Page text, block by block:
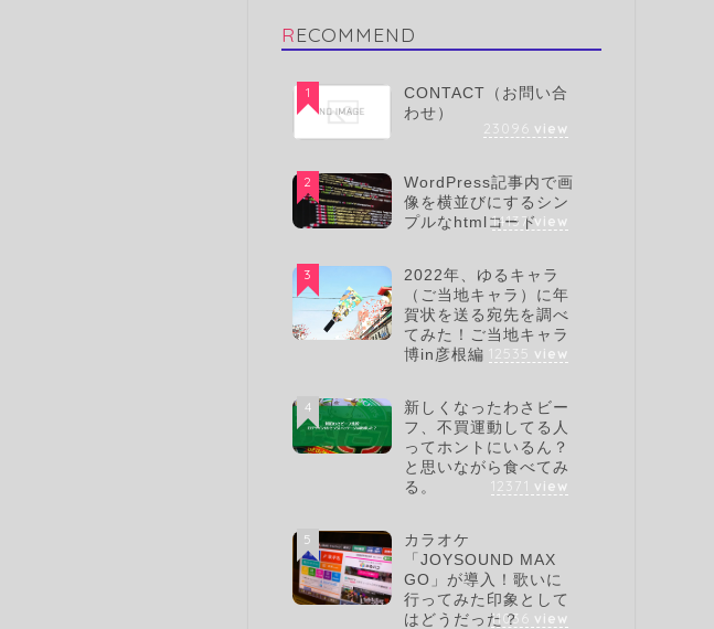
RECOMMEND
1
CONTACT（お問い合
わせ）
23096 view
2
WordPress記事内で画
像を横並びにするシン
プルなhtmlコード
14137view
3
2022年、ゆるキャラ
（ご当地キャラ）に年
賀状を送る宛先を調べ
てみた！ご当地キャラ
博in彦根編 12535 view
4
新しくなったわさビー
フ、不買運動してる人
ってホントにいるん？
と思いながら食べてみ
る。
12371 view
5
カラオケ
「JOYSOUND MAX
GO」が導入！歌いに
行ってみた印象として
はどうだった？
11036 view